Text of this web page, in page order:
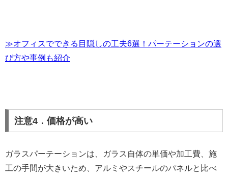
≫オフィスでできる目隠しの工夫6選！パーテーションの選
び方や事例も紹介
注意4．価格が高い
ガラスパーテーションは、ガラス自体の単価や加工費、施
工の手間が大きいため、アルミやスチールのパネルと比べ